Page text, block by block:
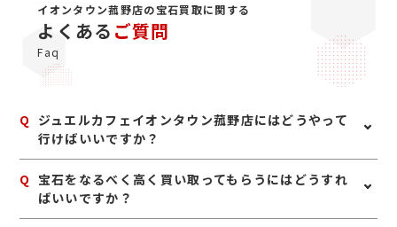
イオンタウン菰野店の宝石買取に関する
よくある ご質問
Faq
Q ジュエルカフェイオンタウン菰野店にはどうやって
行けばいいですか？
A お車の場合、477号線を菰野方面に向かい、140号線と
交わる交差点のすぐにございます。電車の場合、菰野駅
を降り四日市方面へ徒歩約19分です。ジュエルカフェは
Q 宝石をなるべく高く買い取ってもらうにはどうすれ
ばいいですか？